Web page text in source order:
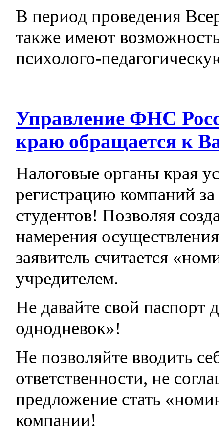
В период проведения
также имеют
психолого-
Управление ФНС
краю обращается к
Налоговые органы края
регистрацию компаний
студентов! Позволяя
намерения
заявитель считается
учредителем.
Не давайте свой паспорт
однодневок»!
Не позволяйте вводить
ответственности, не
предложение стать
компании!